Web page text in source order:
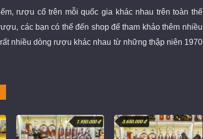
rượu cổtrên mỗi quốc gia khác nhau trên toàn thế
các bạn có thể đến shop để tham khảo thêm nhiều
nhiều dòng rượu khác nhau từ những thập niên 1970